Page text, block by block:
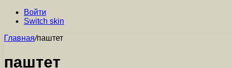
Войти
Switch skin
Главная/паштет
паштет